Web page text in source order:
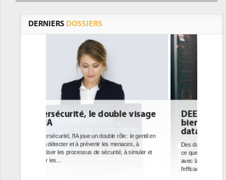
DERNIERS DOSSIERS
DEE: l'efficacité énergétique
bientôt une obligation pour les
datacenters
Des datacenters plus durables et plus efficaces, c'est
ce que recherchent les pouvoirs publics européens
avec la mise en oeuvre de la nouvelle Directive sur